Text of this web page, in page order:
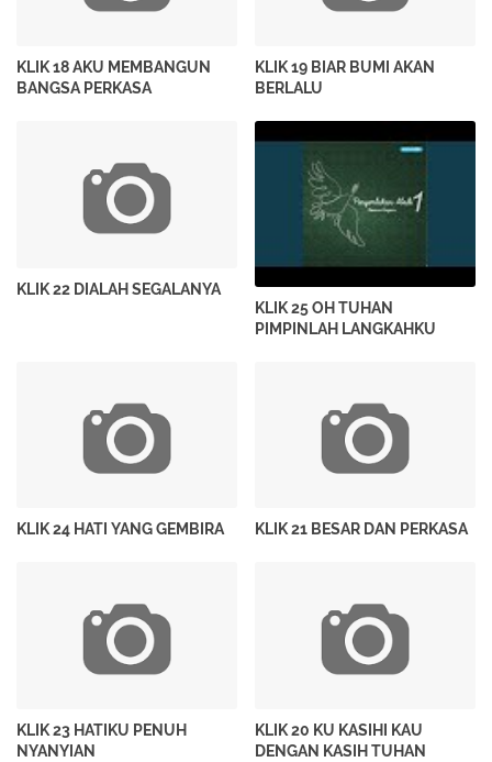
KLIK 18 AKU MEMBANGUN
BANGSA PERKASA
KLIK 19 BIAR BUMI AKAN
BERLALU
KLIK 22 DIALAH SEGALANYA
KLIK 25 OH TUHAN
PIMPINLAH LANGKAHKU
KLIK 24 HATI YANG GEMBIRA KLIK 21 BESAR DAN PERKASA
KLIK 23 HATIKU PENUH
NYANYIAN
KLIK 20 KU KASIHI KAU
DENGAN KASIH TUHAN